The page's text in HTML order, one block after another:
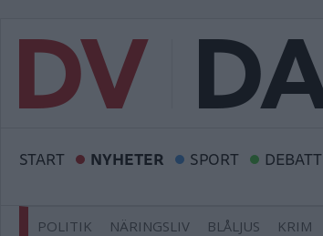
START NYHETER SPORT DEBATT
POLITIK NÄRINGSLIV BLÅLJUS KRIM